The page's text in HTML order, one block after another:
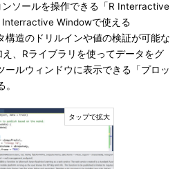
ソールを操作できる「R Interractive
Windowで使える
構造のドリルインや値の検証が可能な
え、Rライブラリを使ってデータをグ
ールウィンドウに表示できる「プロッ